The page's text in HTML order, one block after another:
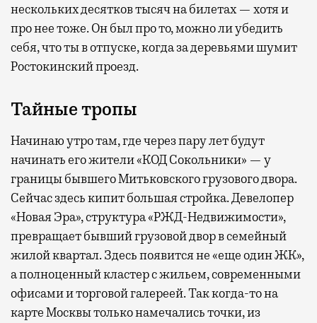
нескольких десятков тысяч на билетах — хотя и
про нее тоже. Он был про то, можно ли убедить
себя, что ты в отпуске, когда за деревьями шумит
Ростокинский проезд.
Тайные тропы
Начинаю утро там, где через пару лет будут
начинать его жители «КОД Сокольники» — у
границы бывшего Митьковского грузового двора.
Сейчас здесь кипит большая стройка. Девелопер
«Новая Эра», структура «РЖД-Недвижимости»,
превращает бывший грузовой двор в семейный
жилой квартал. Здесь появится не «еще один ЖК»,
а полноценный кластер с жильем, современными
офисами и торговой галереей. Так когда-то на
карте Москвы только намечались точки, из